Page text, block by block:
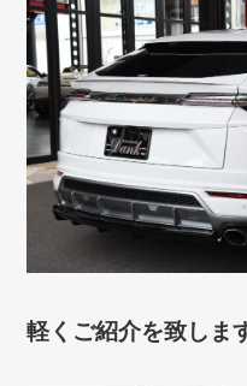
軽くご紹介を致しま